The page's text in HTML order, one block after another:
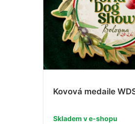
Kovová medaile
Skladem v e-shopu